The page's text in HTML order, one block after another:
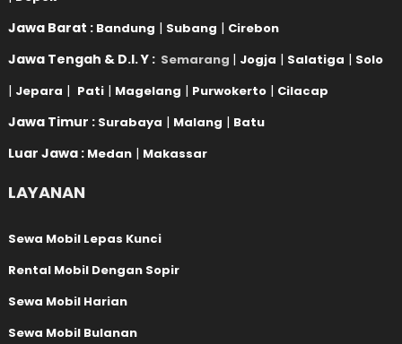
Jawa Barat : Bandung | Subang | Cirebon
Jawa Tengah & D.I. Y : Semarang | Jogja | Salatiga | Solo
| Jepara | Pati | Magelang | Purwokerto | Cilacap
Jawa Timur : Surabaya | Malang | Batu
Luar Jawa : Medan | Makassar
LAYANAN
Sewa Mobil Lepas Kunci
Rental Mobil Dengan Sopir
Sewa Mobil Harian
Sewa Mobil Bulanan